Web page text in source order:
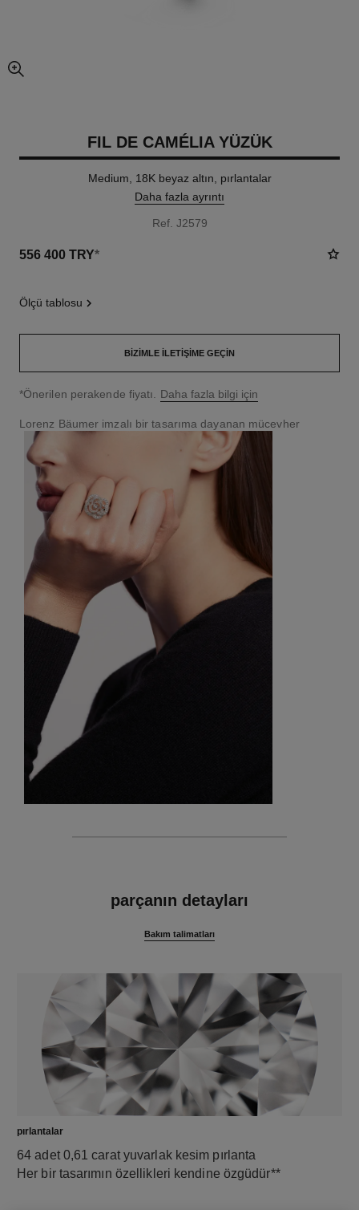
resmin büyütülmüş görünümü
FIL DE CAMÉLIA YÜZÜK
Medium, 18K beyaz altın, pırlantalar
Daha fazla ayrıntı
Ref. J2579
556 400 TRY*
ölçü tablosu
BIZIMLE İLETIŞIME GEÇIN
↩
*Önerilen perakende fiyatı. Daha fazla bilgi için
Lorenz Bäumer imzalı bir tasarıma dayanan mücevher
parçanın detayları
Bakım talimatları
pırlantalar
64 adet 0,61 carat yuvarlak kesim pırlanta
Her bir tasarımın özellikleri kendine özgüdür**